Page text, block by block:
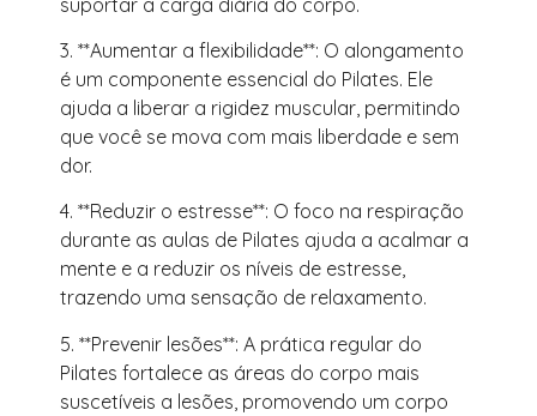
3. **Aumentar a flexibilidade**: O alongamento
é um componente essencial do Pilates. Ele
ajuda a liberar a rigidez muscular, permitindo
que você se mova com mais liberdade e sem
dor.
4. **Reduzir o estresse**: O foco na respiração
durante as aulas de Pilates ajuda a acalmar a
mente e a reduzir os níveis de estresse,
trazendo uma sensação de relaxamento.
5. **Prevenir lesões**: A prática regular do
Pilates fortalece as áreas do corpo mais
suscetíveis a lesões, promovendo um corpo